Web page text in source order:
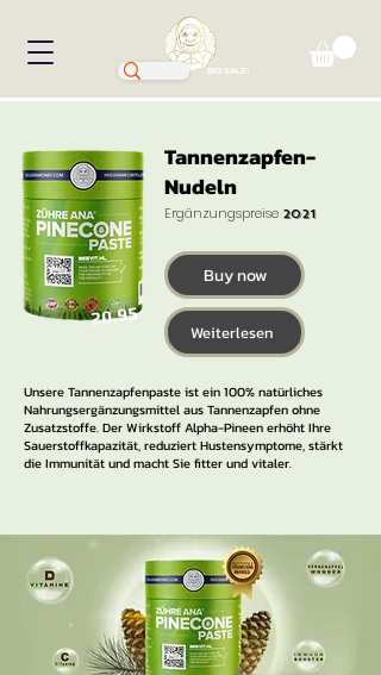
BIG SALE!
20,95
Tannenzapfen-
Nudeln
Ergänzungspreise 2021
Buy now
Weiterlesen
Unsere Tannenzapfenpaste ist ein 100% natürliches
Nahrungsergänzungsmittel aus Tannenzapfen ohne
Zusatzstoffe. Der Wirkstoff Alpha-Pineen erhöht Ihre
Sauerstoffkapazität, reduziert Hustensymptome, stärkt
die Immunität und macht Sie fitter und vitaler.